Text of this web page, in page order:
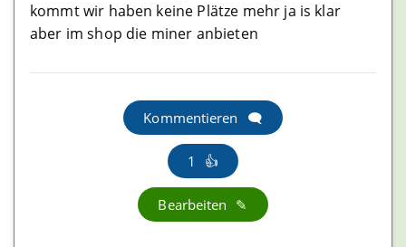
kommt wir haben keine Plätze mehr ja is klar
aber im shop die miner anbieten
Kommentieren
1
Bearbeiten